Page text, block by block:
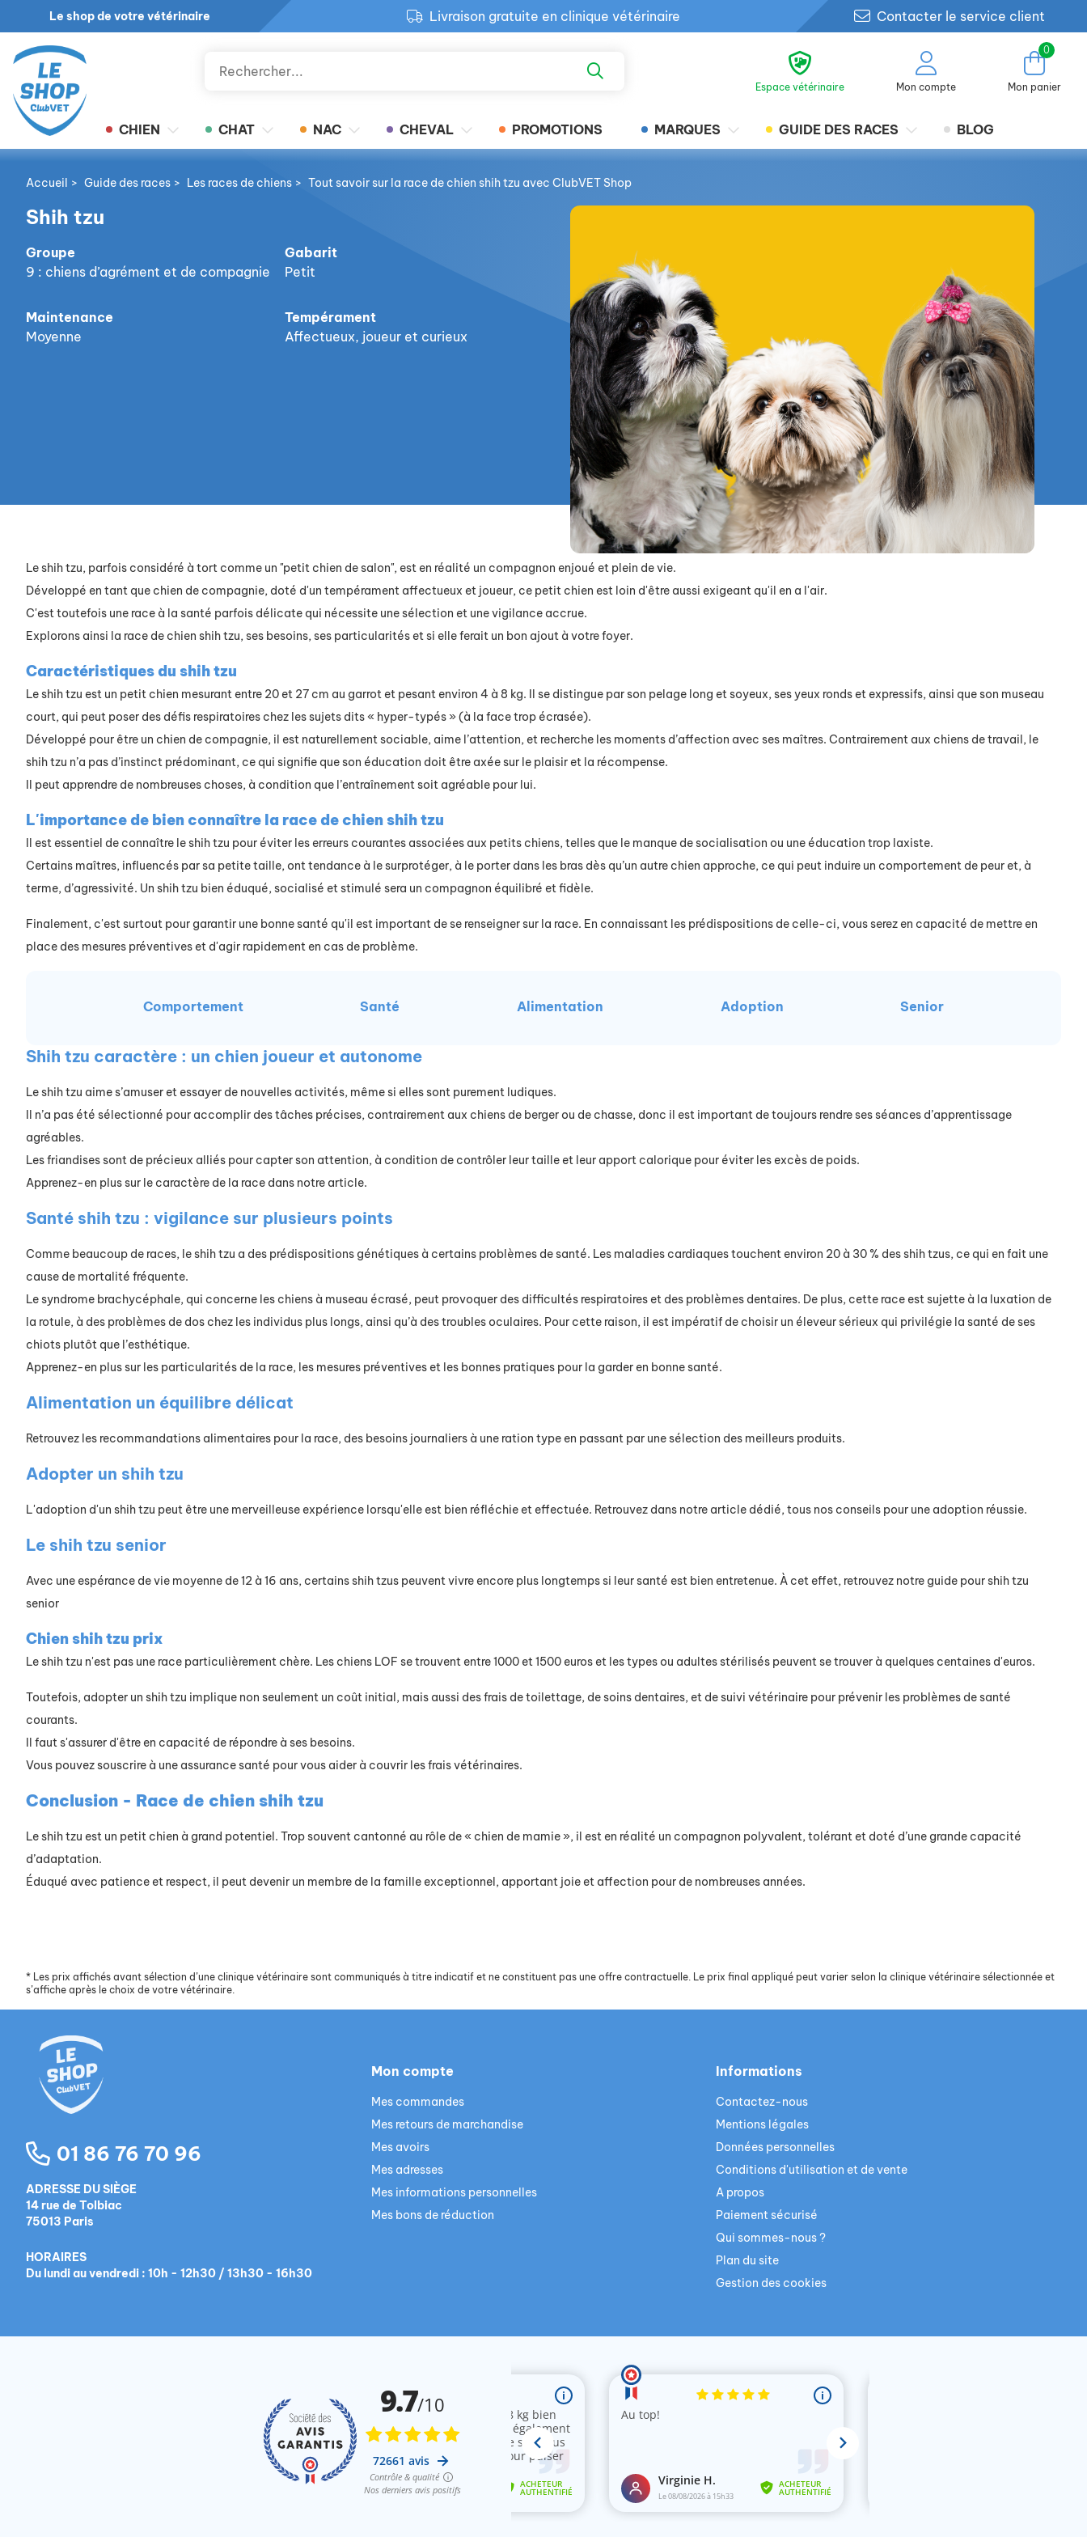
Le shop de votre vétérinaire
Livraison gratuite en clinique vétérinaire
Retour produit gratuit en clinique
Contacter le service client
Espace vétérinaire Mon compte
0
Mon panier
CHIEN CHAT NAC CHEVAL PROMOTIONS MARQUES GUIDE DES RACES BLOG
Accueil > Guide des races > Les races de chiens > Tout savoir sur la race de chien shih tzu avec ClubVET Shop
Shih tzu
Groupe
9 : chiens d’agrément et de compagnie
Gabarit
Petit
Maintenance
Moyenne
Tempérament
Affectueux, joueur et curieux
Le shih tzu, parfois considéré à tort comme un "petit chien de salon", est en réalité un compagnon enjoué et plein de vie.
Développé en tant que chien de compagnie, doté d'un tempérament affectueux et joueur, ce petit chien est loin d'être aussi exigeant qu'il en a l'air.
C'est toutefois une race à la santé parfois délicate qui nécessite une sélection et une vigilance accrue.
Explorons ainsi la race de chien shih tzu, ses besoins, ses particularités et si elle ferait un bon ajout à votre foyer.
Caractéristiques du shih tzu
Le shih tzu est un petit chien mesurant entre 20 et 27 cm au garrot et pesant environ 4 à 8 kg. Il se distingue par son pelage long et soyeux, ses yeux ronds et expressifs, ainsi que son museau
court, qui peut poser des défis respiratoires chez les sujets dits « hyper-typés » (à la face trop écrasée).
Développé pour être un chien de compagnie, il est naturellement sociable, aime l’attention, et recherche les moments d’affection avec ses maîtres. Contrairement aux chiens de travail, le
shih tzu n’a pas d’instinct prédominant, ce qui signifie que son éducation doit être axée sur le plaisir et la récompense.
Il peut apprendre de nombreuses choses, à condition que l’entraînement soit agréable pour lui.
L'importance de bien connaître la race de chien shih tzu
Il est essentiel de connaître le shih tzu pour éviter les erreurs courantes associées aux petits chiens, telles que le manque de socialisation ou une éducation trop laxiste.
Certains maîtres, influencés par sa petite taille, ont tendance à le surprotéger, à le porter dans les bras dès qu’un autre chien approche, ce qui peut induire un comportement de peur et, à
terme, d’agressivité. Un shih tzu bien éduqué, socialisé et stimulé sera un compagnon équilibré et fidèle.
Finalement, c'est surtout pour garantir une bonne santé qu'il est important de se renseigner sur la race. En connaissant les prédispositions de celle-ci, vous serez en capacité de mettre en
place des mesures préventives et d'agir rapidement en cas de problème.
Comportement Santé Alimentation Adoption Senior
Shih tzu caractère : un chien joueur et autonome
Le shih tzu aime s’amuser et essayer de nouvelles activités, même si elles sont purement ludiques.
Il n’a pas été sélectionné pour accomplir des tâches précises, contrairement aux chiens de berger ou de chasse, donc il est important de toujours rendre ses séances d’apprentissage
agréables.
Les friandises sont de précieux alliés pour capter son attention, à condition de contrôler leur taille et leur apport calorique pour éviter les excès de poids.
Apprenez-en plus sur le caractère de la race dans notre article.
Santé shih tzu : vigilance sur plusieurs points
Comme beaucoup de races, le shih tzu a des prédispositions génétiques à certains problèmes de santé. Les maladies cardiaques touchent environ 20 à 30 % des shih tzus, ce qui en fait une
cause de mortalité fréquente.
Le syndrome brachycéphale, qui concerne les chiens à museau écrasé, peut provoquer des difficultés respiratoires et des problèmes dentaires. De plus, cette race est sujette à la luxation de
la rotule, à des problèmes de dos chez les individus plus longs, ainsi qu’à des troubles oculaires. Pour cette raison, il est impératif de choisir un éleveur sérieux qui privilégie la santé de ses
chiots plutôt que l’esthétique.
Apprenez-en plus sur les particularités de la race, les mesures préventives et les bonnes pratiques pour la garder en bonne santé.
Alimentation un équilibre délicat
Retrouvez les recommandations alimentaires pour la race, des besoins journaliers à une ration type en passant par une sélection des meilleurs produits.
Adopter un shih tzu
L'adoption d'un shih tzu peut être une merveilleuse expérience lorsqu'elle est bien réfléchie et effectuée. Retrouvez dans notre article dédié, tous nos conseils pour une adoption réussie.
Le shih tzu senior
Avec une espérance de vie moyenne de 12 à 16 ans, certains shih tzus peuvent vivre encore plus longtemps si leur santé est bien entretenue. À cet effet, retrouvez notre guide pour shih tzu
senior
Chien shih tzu prix
Le shih tzu n'est pas une race particulièrement chère. Les chiens LOF se trouvent entre 1000 et 1500 euros et les types ou adultes stérilisés peuvent se trouver à quelques centaines d'euros.
Toutefois, adopter un shih tzu implique non seulement un coût initial, mais aussi des frais de toilettage, de soins dentaires, et de suivi vétérinaire pour prévenir les problèmes de santé
courants.
Il faut s'assurer d'être en capacité de répondre à ses besoins.
Vous pouvez souscrire à une assurance santé pour vous aider à couvrir les frais vétérinaires.
Conclusion - Race de chien shih tzu
Le shih tzu est un petit chien à grand potentiel. Trop souvent cantonné au rôle de « chien de mamie », il est en réalité un compagnon polyvalent, tolérant et doté d’une grande capacité
d’adaptation.
Éduqué avec patience et respect, il peut devenir un membre de la famille exceptionnel, apportant joie et affection pour de nombreuses années.
* Les prix affichés avant sélection d’une clinique vétérinaire sont communiqués à titre indicatif et ne constituent pas une offre contractuelle. Le prix final appliqué peut varier selon la clinique vétérinaire sélectionnée et
s’affiche après le choix de votre vétérinaire.
01 86 76 70 96
ADRESSE DU SIÈGE
14 rue de Tolbiac
75013 Paris
HORAIRES
Du lundi au vendredi : 10h - 12h30 / 13h30 - 16h30
Mon compte
Mes commandes
Mes retours de marchandise
Mes avoirs
Mes adresses
Mes informations personnelles
Mes bons de réduction
Informations
Contactez-nous
Mentions légales
Données personnelles
Conditions d'utilisation et de vente
A propos
Paiement sécurisé
Qui sommes-nous ?
Plan du site
Gestion des cookies